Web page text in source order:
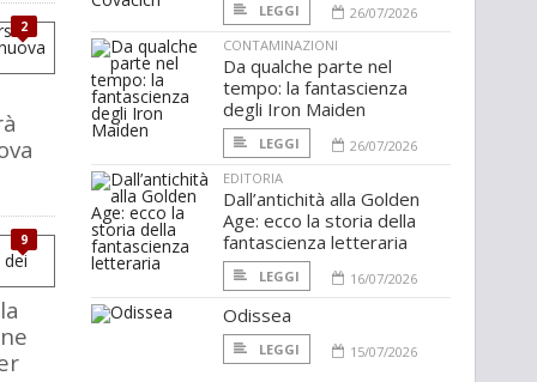
2
9
LEGGI
26/07/2026
CONTAMINAZIONI
Da qualche parte nel
tempo: la fantascienza
degli Iron Maiden
LEGGI
26/07/2026
EDITORIA
Dall’antichità alla Golden
Age: ecco la storia della
fantascienza letteraria
LEGGI 16/07/2026
Odissea
LEGGI 15/07/2026